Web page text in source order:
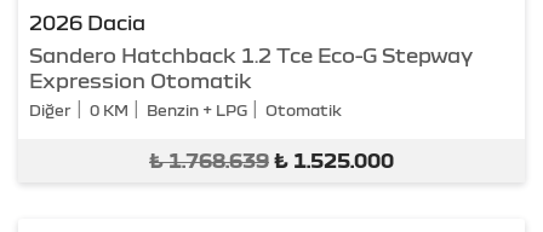
2026 Dacia
Sandero Hatchback 1.2 Tce Eco-G Stepway
Expression Otomatik
Diğer 0 KM Benzin + LPG Otomatik
₺1.768.639 ₺ 1.525.000